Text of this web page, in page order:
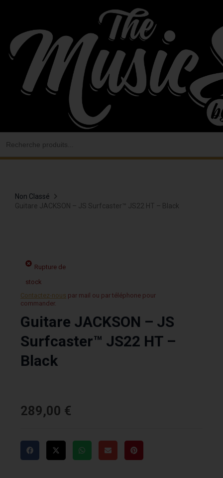
contenu
Non Classé
Guitare JACKSON – JS Surfcaster™ JS22 HT – Black
Rupture de
stock
Contactez-nous par mail ou par téléphone pour
commander.
Guitare JACKSON – JS
Surfcaster™ JS22 HT –
Black
289,00 €